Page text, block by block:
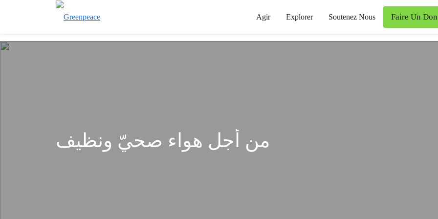
Agir Explorer Soutenez Nous Faire Un Don
من أجل هواء صحيّ ونظيف